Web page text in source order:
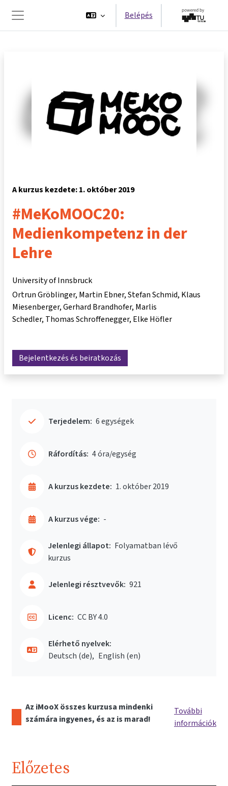
Oldalpanel
Belépés
A kurzus kezdete: 1. október 2019
#MeKoMOOC20:
Medienkompetenz in der
Lehre
University of Innsbruck
Ortrun Gröblinger Martin Ebner Stefan Schmid Klaus
Miesenberger Gerhard Brandhofer Marlis
Schedler Thomas Schroffenegger Elke Höfler
Bejelentkezés és beiratkozás
Terjedelem: 6 egységek
Ráfordítás: 4 óra/egység
A kurzus kezdete: 1. október 2019
A kurzus vége: -
Jelenlegi állapot: Folyamatban lévő
kurzus
Jelenlegi résztvevők: 921
Licenc: CC BY 4.0
Elérhető nyelvek:
Deutsch ‎(de)‎
English ‎(en)‎
Az iMooX összes kurzusa mindenki
számára ingyenes, és az is marad!
További
információk
Előzetes